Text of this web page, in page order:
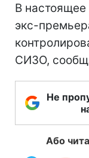
В настоящее
экс-
СИЗО,
Не
Або